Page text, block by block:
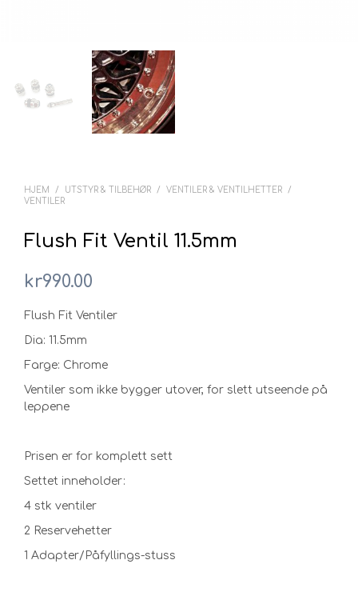
HJEM / UTSTYR & TILBEHØR / VENTILER & VENTILHETTER
/
VENTILER
Flush Fit Ventil 11.5mm
kr990.00
Flush Fit Ventiler
Dia: 11.5mm
Farge: Chrome
Ventiler som ikke bygger utover, for slett utseende på
leppene
Prisen er for komplett sett
Settet inneholder:
4 stk ventiler
2 Reservehetter
1 Adapter/Påfyllings-stuss